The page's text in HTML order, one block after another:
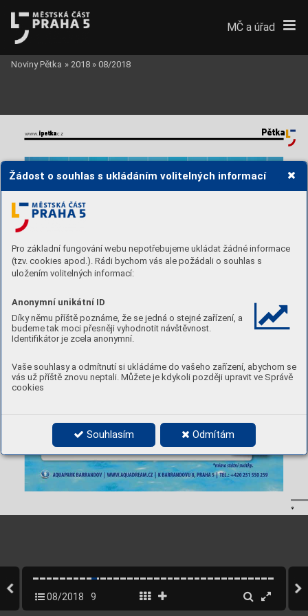
Žádost o souhlas s ukládáním volitelných informací
Pro základní fungování webu nepotřebujeme ukládat žádné informace
(tzv. cookies apod.). Rádi bychom vás ale požádali o souhlas s
uložením volitelných informací:
Anonymní unikátní ID
Díky němu příště poznáme, že se jedná o stejné zařízení, a
budeme tak moci přesněji vyhodnotit návštěvnost.
Identifikátor je zcela anonymní.
Vaše souhlasy a odmítnutí si ukládáme do vašeho zařízení, abychom se
vás už příště znovu neptali. Můžete je kdykoli později upravit ve Správě
cookies
Souhlasím Odmítám
9
www ipetka.cz Pětka



MČ a úřad
Noviny Pětka » 2018 » 08/2018
08/2018 9